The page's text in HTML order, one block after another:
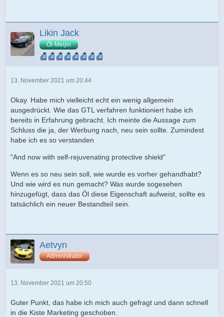
Likin Jack
Öl-Meijin
13. November 2021 um 20:44
Okay. Habe mich vielleicht echt ein wenig allgemein
ausgedrückt. Wie das GTL verfahren funktioniert habe ich
bereits in Erfahrung gebracht. Ich meinte die Aussage zum
Schluss die ja, der Werbung nach, neu sein sollte. Zumindest
habe ich es so verstanden
"And now with self-rejuvenating protective shield"
Wenn es so neu sein soll, wie wurde es vorher gehandhabt?
Und wie wird es nun gemacht? Was wurde sogesehen
hinzugefügt, dass das Öl diese Eigenschaft aufweist, sollte es
tatsächlich ein neuer Bestandteil sein.
Aetvyn
Administrator
13. November 2021 um 20:50
Guter Punkt, das habe ich mich auch gefragt und dann schnell
in die Kiste Marketing geschoben.